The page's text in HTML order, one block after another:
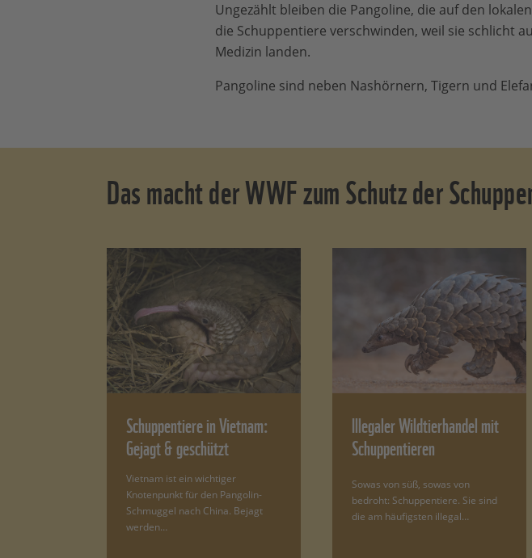
Ungezählt bleiben die Pangoline, die auf den
die Schuppentiere verschwinden, weil sie schlicht
Medizin landen.
Pangoline sind neben Nashörnern, Tigern und
Das macht der WWF zum Schutz der
Schuppentiere in Vietnam:
Gejagt & geschützt
Vietnam ist ein wichtiger
Knotenpunkt für den Pangolin-
Schmuggel nach China. Bejagt
werden…
Illegaler Wildtierhandel mit
Schuppentieren
Sowas von süß, sowas von
bedroht: Schuppentiere. Sie sind
die am häufigsten illegal…